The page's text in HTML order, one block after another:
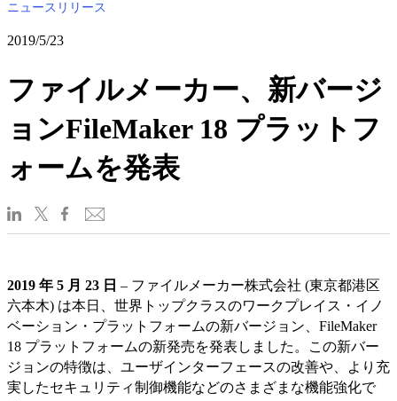
ニュースリリース
2019/5/23
ファイルメーカー、新バージ
ョンFileMaker 18 プラットフ
ォームを発表
2019 年 5 月 23 日 – ファイルメーカー株式会社 (東京都港区
六本木) は本日、世界トップクラスのワークプレイス・イノ
ベーション・プラットフォームの新バージョン、FileMaker
18 プラットフォームの新発売を発表しました。この新バー
ジョンの特徴は、ユーザインターフェースの改善や、より充
実したセキュリティ制御機能などのさまざまな機能強化で